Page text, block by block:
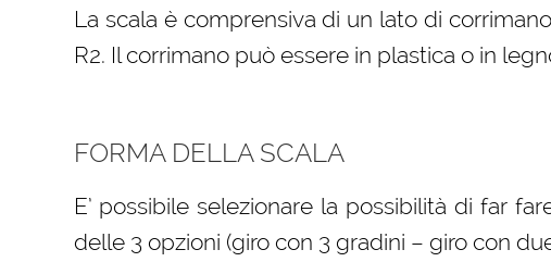
La scala è comprensiva di un lato di
R2. Il corrimano può essere in plastica o in
FORMA DELLA SCALA
E’ possibile selezionare la possibilità di far
delle 3 opzioni (giro con 3 gradini – giro con